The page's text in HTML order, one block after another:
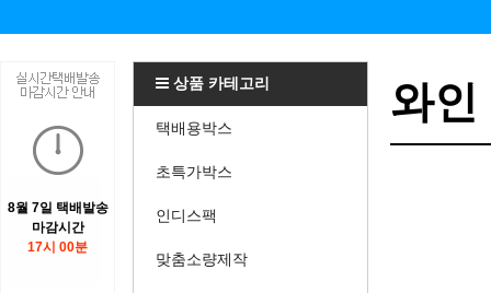
8월 7일 택배발송
마감시간
17시 00분
상품 카테고리
택배용박스
초특가박스
인디스팩
맞춤소량제작
와인